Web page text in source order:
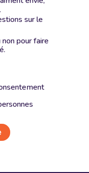
sur le
pour faire